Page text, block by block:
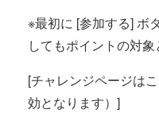
※最初に [参加する] ボ
してもポイントの対
[チャレンジページは
効となります）]